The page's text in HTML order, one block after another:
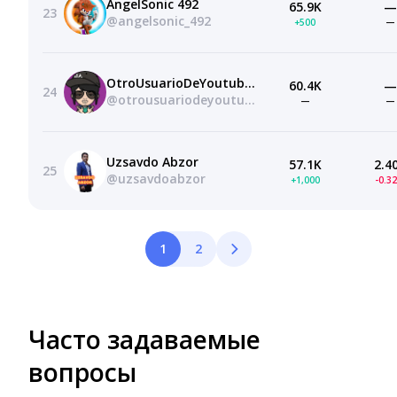
23
ÁngelSonic 492
@angelsonic_492
65.9K
+500
—
—
24
OtroUsuarioDeYoutube c:
@otrousuariodeyoutubec1603
60.4K
—
—
—
25
Uzsavdo Abzor
@uzsavdoabzor
57.1K
+1,000 -
1 2
Часто задаваемые
вопросы